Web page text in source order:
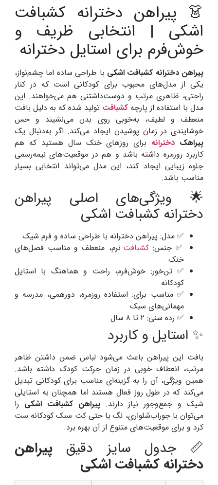
👗 پیراهن دخترانه کشبافت
اشکی | انتخابی ظریف و
خوش‌فرم برای استایل دخترانه
پیراهن دخترانه کشبافت اشکی با طراحی ساده اما چشم‌نواز،
یکی از مدل‌های محبوب برای کودکانی است که در کنار
راحتی، ظاهری مرتب و دوست‌داشتنی هم می‌خواهند. این
مدل با استفاده از پارچه کشبافت تولید شده که به دلیل بافت
منعطف و لطیف، به‌خوبی روی بدن می‌نشیند و حس
خوشایندی در زمان پوشیدن ایجاد می‌کند. اگر به‌دنبال یک
پیراهک دخترانه برای روزهای خنک سال هستید که هم
کاربرد روزمره داشته باشد و هم در موقعیت‌های نیمه‌رسمی
جلوه زیبایی ایجاد کند، این مدل می‌تواند انتخابی بسیار
مناسب باشد.
🌟 ویژگی‌های اصلی پیراهن
دخترانه کشبافت اشکی
✅ مدل: پیراهن دخترانه با طراحی ساده و فرم شیک
✅ جنس:کشبافت نرم، منعطف و مناسب فصل‌های
خنک
✅ تن‌خور: خوش‌فرم، راحت و هماهنگ با استایل
کودکانه
✅ مناسب برای: استفاده روزمره، دورهمی، مدرسه و
مهمانی‌های سبک
✅ رده سنی: ۲ تا ۸ سال
✨ استایل و کاربرد
بافت این پیراهن باعث می‌شود لباس ضمن داشتن ظاهر
مرتب، انعطاف خوبی در زمان حرکت کودک داشته باشد.
همین ویژگی، آن را به گزینه‌ای مناسب برای کودکانی تبدیل
می‌کند که در طول روز فعال هستند اما همچنان به استایلی
شیک و جمع‌وجور نیاز دارند.پیراهن کشبافت اشکی را
می‌توان با جوراب‌شلواری، لگ یا حتی کت سبک کودکانه ست
کرد و برای موقعیت‌های متنوع از آن بهره برد.
📏 جدول سایز دقیق پیراهن
دخترانه کشبافت اشکی